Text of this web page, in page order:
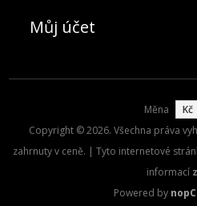
Můj účet
Měna
Copyright © 2026. Všechna práva
zahrnuty v ceně. | Tyto internetové
informací
Powered by